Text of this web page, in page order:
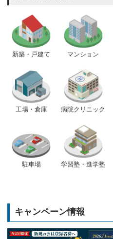
新築・戸建て マンション
工場・倉庫 病院クリニック
駐車場 学習塾・進学塾
キャンペーン情報